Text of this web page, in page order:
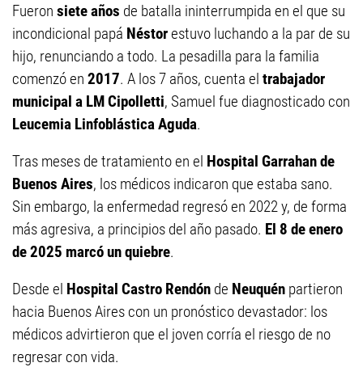
Fueron siete años de batalla ininterrumpida en el que su
incondicional papá Néstorestuvo luchando a la par de su
hijo, renunciando a todo. La pesadilla para la familia
comenzó en 2017. A los 7 años, cuenta el trabajador
municipal a LM Cipolletti, Samuel fue diagnosticado con
Leucemia Linfoblástica Aguda.
Tras meses de tratamiento en el Hospital Garrahan de
Buenos Aires, los médicos indicaron que estaba sano.
Sin embargo, la enfermedad regresó en 2022 y, de forma
más agresiva, a principios del año pasado. El 8 de enero
de 2025 marcó un quiebre.
Desde el Hospital Castro Rendón de Neuquén partieron
hacia Buenos Aires con un pronóstico devastador: los
médicos advirtieron que el joven corría el riesgo de no
regresar con vida.